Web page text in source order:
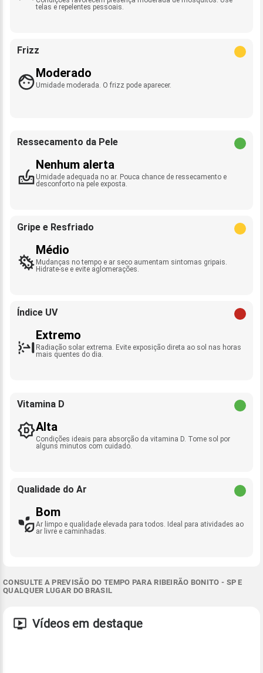
telas e repelentes pessoais.
Frizz
Moderado
Umidade moderada. O frizz pode aparecer.
Ressecamento da Pele
Nenhum alerta
Umidade adequada no ar. Pouca chance de ressecamento e
desconforto na pele exposta.
Gripe e Resfriado
Médio
Mudanças no tempo e ar seco aumentam sintomas gripais.
Hidrate-se e evite aglomerações.
Índice UV
Extremo
Radiação solar extrema. Evite exposição direta ao sol nas horas
mais quentes do dia.
Vitamina D
Alta
Condições ideais para absorção da vitamina D. Tome sol por
alguns minutos com cuidado.
Qualidade do Ar
Bom
Ar limpo e qualidade elevada para todos. Ideal para atividades ao
ar livre e caminhadas.
CONSULTE A PREVISÃO DO TEMPO PARA RIBEIRÃO BONITO - SP E
QUALQUER LUGAR DO BRASIL
Vídeos em destaque